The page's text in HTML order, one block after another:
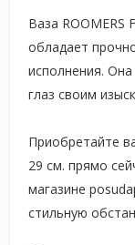
Ваза ROOMERS
обладает
исполнения.
глаз своим
Приобретайте
29 см. прямо
магазине
стильную